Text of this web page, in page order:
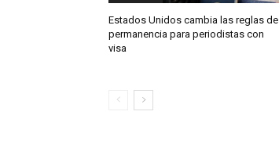
Estados Unidos cambia las reglas de
permanencia para periodistas con
visa